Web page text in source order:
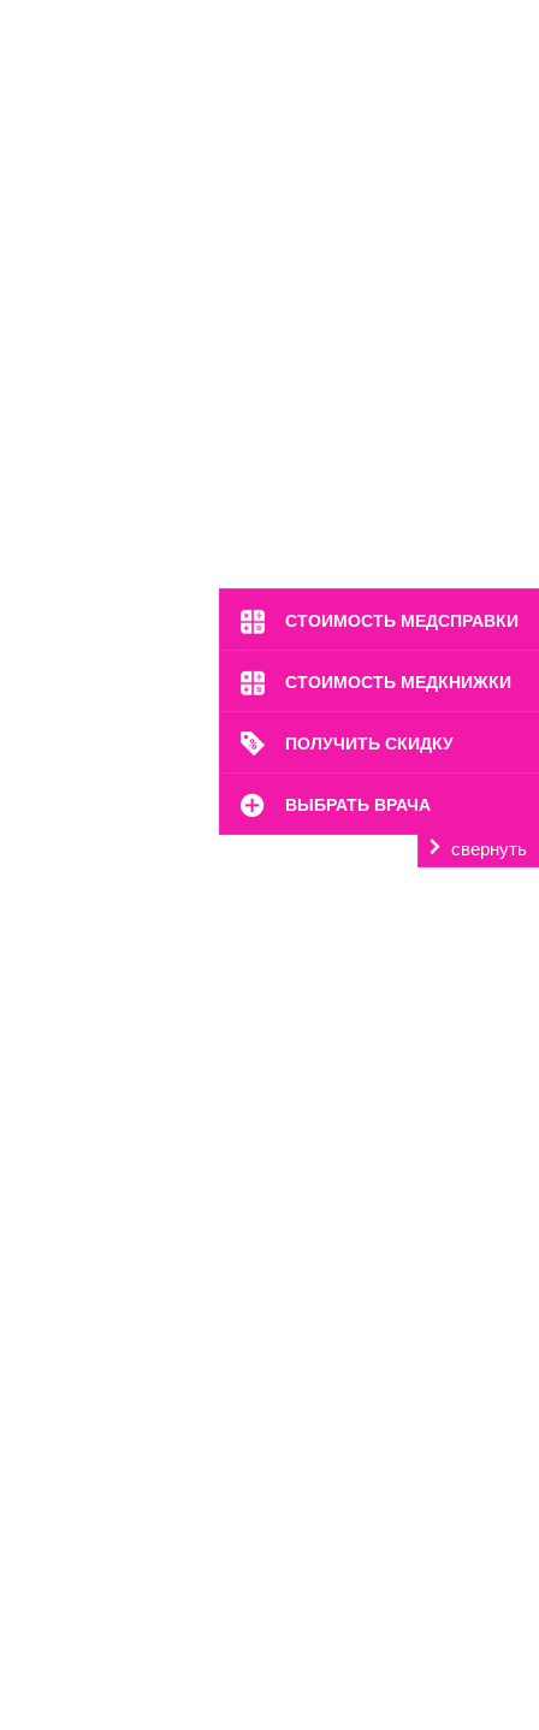
СТОИМОСТЬ МЕДСПРАВКИ
СТОИМОСТЬ МЕДКНИЖКИ
ПОЛУЧИТЬ СКИДКУ
ВЫБРАТЬ ВРАЧА
свернуть